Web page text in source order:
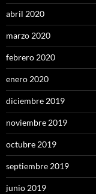
abril 2020
marzo 2020
febrero 2020
enero 2020
diciembre 2019
noviembre 2019
octubre 2019
septiembre 2019
junio 2019